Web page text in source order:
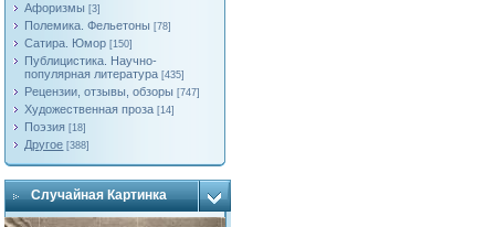
Афоризмы [3]
Полемика. Фельетоны [78]
Сатира. Юмор [150]
Публицистика. Научно-
популярная литература [435]
Рецензии, отзывы, обзоры [747]
Художественная проза [14]
Поэзия [18]
Другое [388]
Случайная Картинка